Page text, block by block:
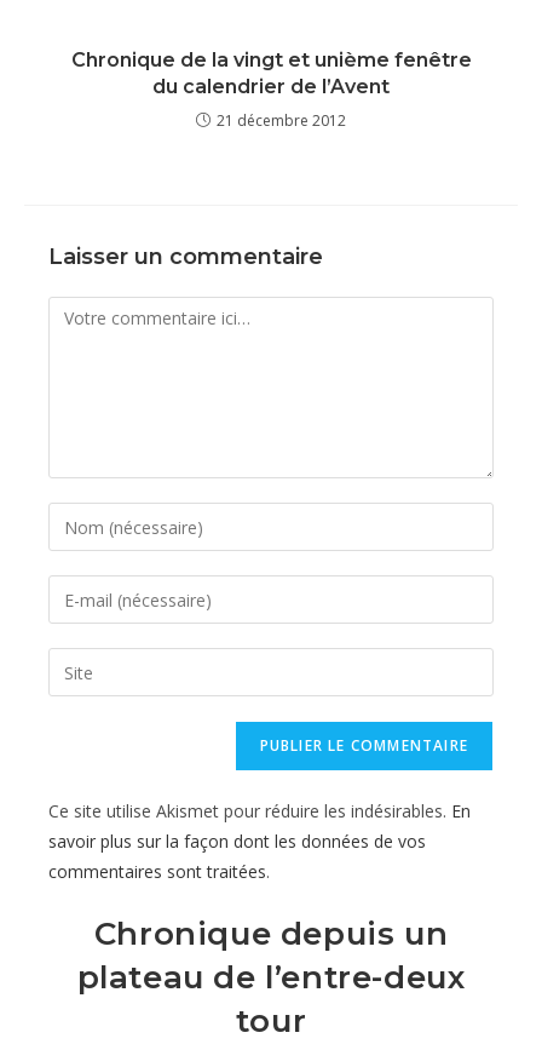
Chronique de la vingt et unième fenêtre
du calendrier de l’Avent
21 décembre 2012
Laisser un commentaire
Comment
Enter
your
name
comment
Enter
your
email
address
Saisir
l’URL
(facultatif)
Ce site utilise Akismet pour réduire les indésirables. En
savoir plus sur la façon dont les données de vos
commentaires sont traitées.
Chronique depuis un
plateau de l’entre-deux
tour